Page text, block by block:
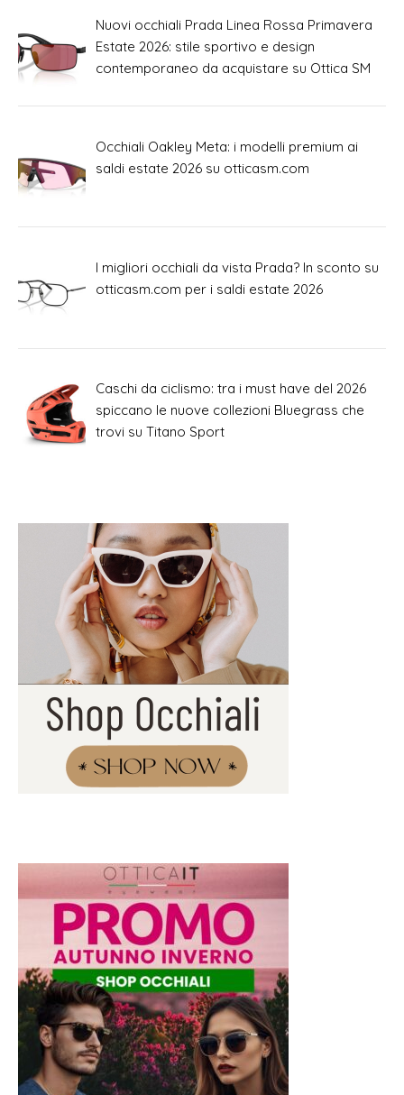
Nuovi occhiali Prada Linea Rossa Primavera
Estate 2026: stile sportivo e design
contemporaneo da acquistare su Ottica SM
Occhiali Oakley Meta: i modelli premium ai
saldi estate 2026 su otticasm.com
I migliori occhiali da vista Prada? In sconto su
otticasm.com per i saldi estate 2026
Caschi da ciclismo: tra i must have del 2026
spiccano le nuove collezioni Bluegrass che
trovi su Titano Sport